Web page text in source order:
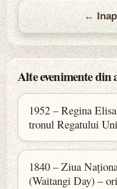
←
Alte evenimente din
1952 – Regina
tronul Regatului
1840 – Ziua
(Waitangi Day) –